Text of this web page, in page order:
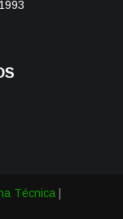
Técnica